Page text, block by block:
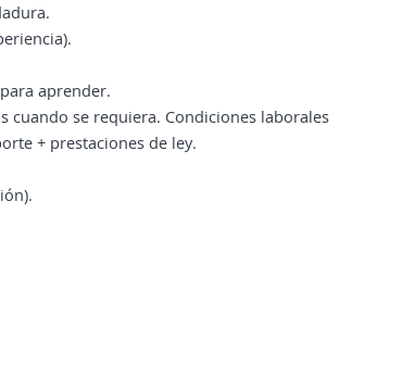
aprender.
cuando se requiera. Condiciones laborales
+ prestaciones de ley.